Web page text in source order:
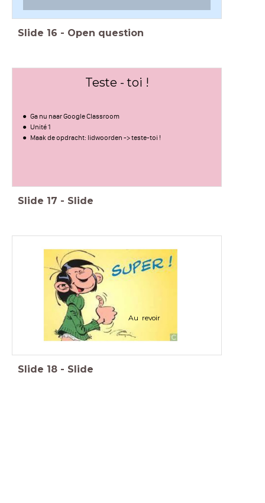
Slide 16 - Open question
Teste - toi !
Ga nu naar Google Classroom
Unité 1
Maak de opdracht: lidwoorden -> teste-toi !
Slide 17 - Slide
Au revoir
Slide 18 - Slide